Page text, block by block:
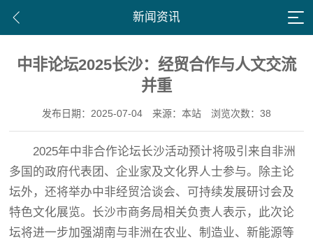
新闻资讯
中非论坛2025长沙：经贸合作与人文交流
并重
发布日期：2025-07-04 来源：本站 浏览次数：38
2025年中非合作论坛长沙活动预计将吸引来自非洲
多国的政府代表团、企业家及文化界人士参与。除主论
坛外，还将举办中非经贸洽谈会、可持续发展研讨会及
特色文化展览。长沙市商务局相关负责人表示，此次论
坛将进一步加强湖南与非洲在农业、制造业、新能源等